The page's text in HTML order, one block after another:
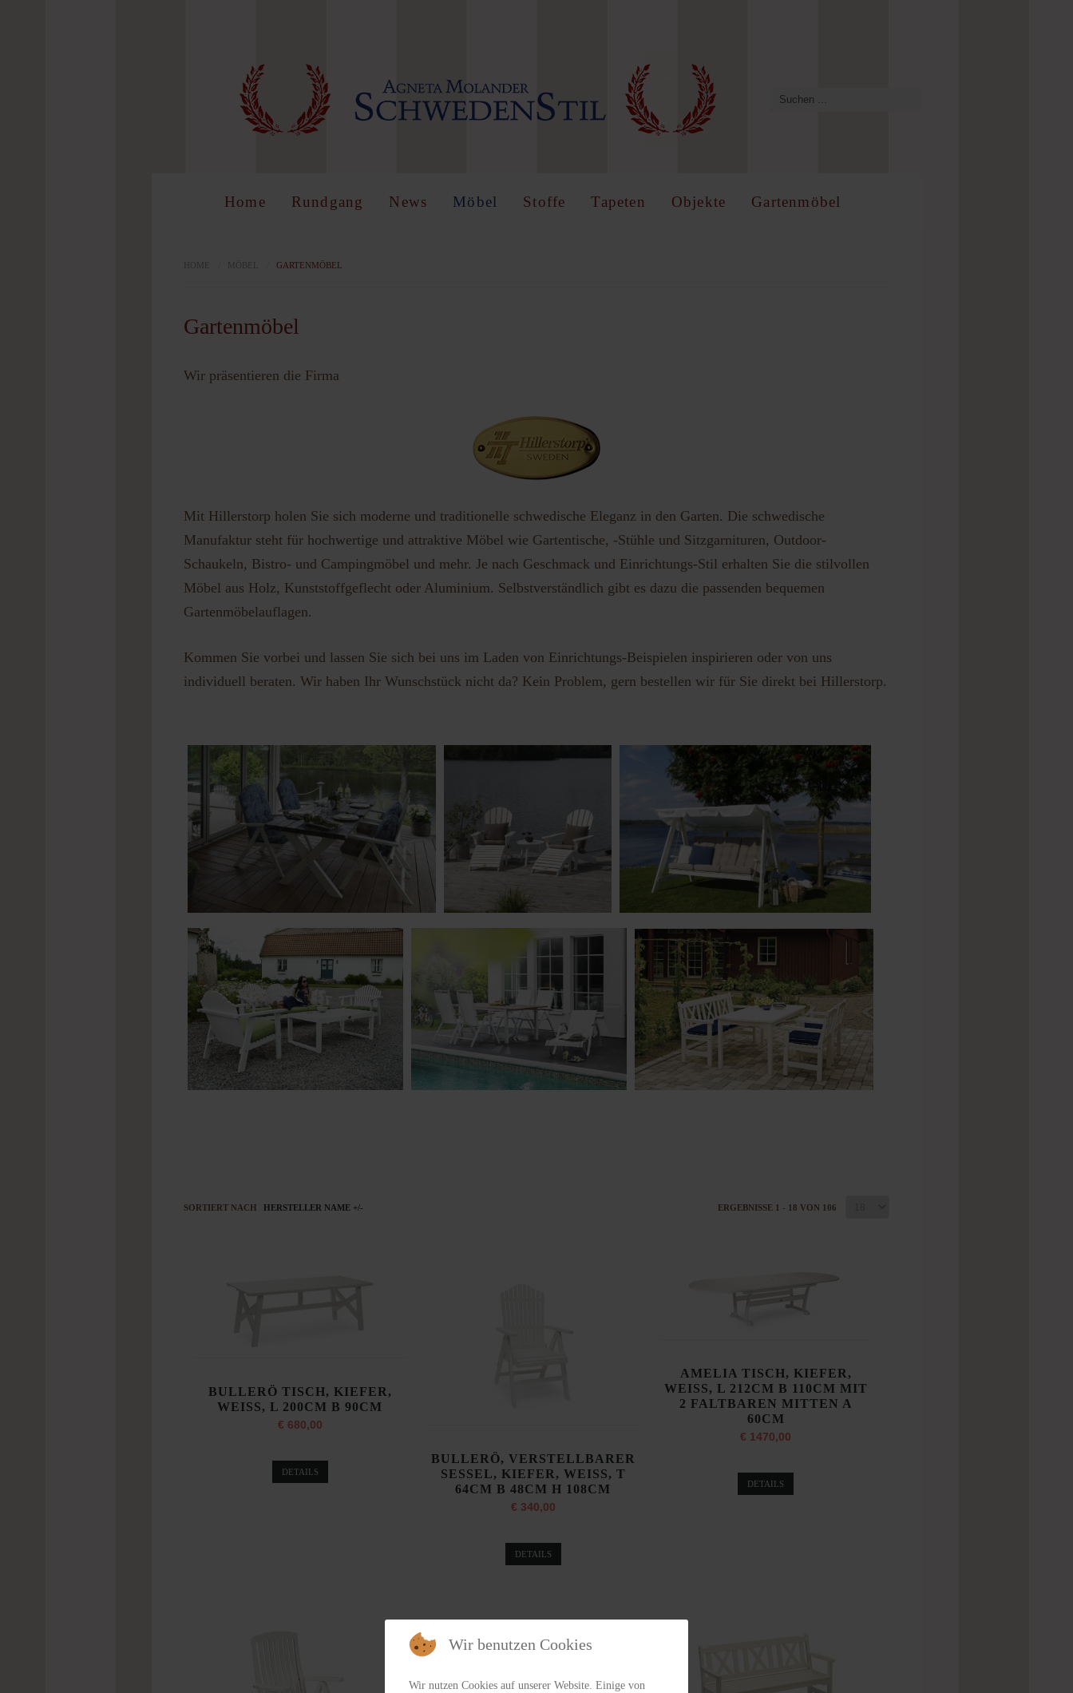
Home Rundgang News Möbel Stoffe Tapeten Objekte Gartenmöbel
HOME MÖBEL GARTENMÖBEL
Gartenmöbel
Wir präsentieren die Firma
Mit Hillerstorp holen Sie sich moderne und traditionelle schwedische Eleganz in den Garten. Die schwedische
Manufaktur steht für hochwertige und attraktive Möbel wie Gartentische, -Stühle und Sitzgarnituren, Outdoor-
Schaukeln, Bistro- und Campingmöbel und mehr. Je nach Geschmack und Einrichtungs-Stil erhalten Sie die stilvollen
Möbel aus Holz, Kunststoffgeflecht oder Aluminium. Selbstverständlich gibt es dazu die passenden bequemen
Gartenmöbelauflagen.
Kommen Sie vorbei und lassen Sie sich bei uns im Laden von Einrichtungs-Beispielen inspirieren oder von uns
individuell beraten. Wir haben Ihr Wunschstück nicht da? Kein Problem, gern bestellen wir für Sie direkt bei Hillerstorp.
SORTIERT NACH HERSTELLER NAME +/- ERGEBNISSE 1 - 18 VON 106
BULLERÖ TISCH, KIEFER,
WEISS, L 200CM B 90CM
€ 680,00
DETAILS
BULLERÖ, VERSTELLBARER
SESSEL, KIEFER, WEISS, T
64CM B 48CM H 108CM
€ 340,00
DETAILS
AMELIA TISCH, KIEFER,
WEISS, L 212CM B 110CM MIT
2 FALTBAREN MITTEN A
60CM
€ 1470,00
DETAILS
LOG IN
Wir benutzen Cookies
Wir nutzen Cookies auf unserer Website. Einige von